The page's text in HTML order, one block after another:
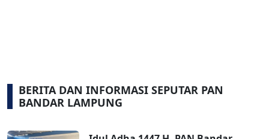
BERITA DAN INFORMASI SEPUTAR PAN
BANDAR LAMPUNG